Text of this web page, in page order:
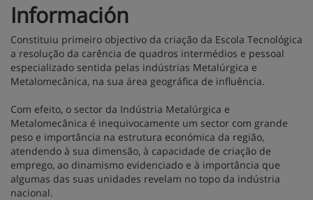
Información
Constituiu primeiro objectivo da criação da Escola Tecnológica
a resolução da carência de quadros intermédios e pessoal
especializado sentida pelas indústrias Metalúrgica e
Metalomecânica, na sua área geográfica de influência.
Com efeito, o sector da Indústria Metalúrgica e
Metalomecânica é inequivocamente um sector com grande
peso e importância na estrutura económica da região,
atendendo à sua dimensão, à capacidade de criação de
emprego, ao dinamismo evidenciado e à importância que
algumas das suas unidades revelam no topo da indústria
nacional.